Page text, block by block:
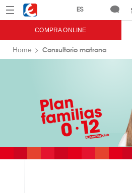
Menú Eroski
COMPRA ONLINE
Home Consultorio matrona